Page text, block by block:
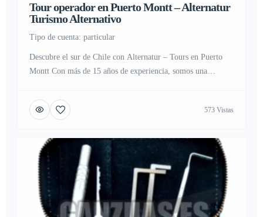
Tour operador en Puerto Montt – Alternatur
Turismo Alternativo
tipo de cuenta: particular
Descubre el sur de Chile con Alternatur – Tours en Puerto
Montt Con más de 15 años de experiencia, somos una
excursiones privadas por Puerto Montt, Puerto Varas, Chiloé,
Frutillar, Hornopirén, la Patagonia y toda la Región de Los
573 Vistas